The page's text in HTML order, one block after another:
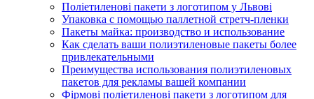
Поліетиленові пакети з логотипом у Львові
Упаковка с помощью паллетной стретч-пленки
Пакеты майка: производство и использование
Как сделать ваши полиэтиленовые пакеты более
привлекательными
Преимущества использования полиэтиленовых
пакетов для рекламы вашей компании
Фірмові поліетиленові пакети з логотипом для